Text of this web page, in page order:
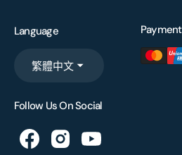
Language
繁體中文
Payment
Follow Us On Social